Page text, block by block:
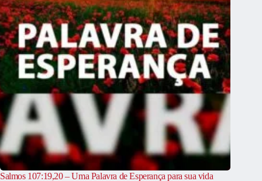
Salmos 107:19,20 – Uma Palavra de Esperança para sua vida